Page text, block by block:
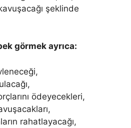
şeklinde
görmek ayrıca:
ödeyecekleri,
rahatlayacağı,